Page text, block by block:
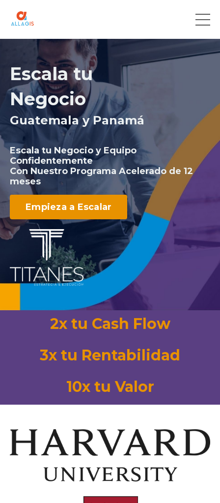
Escala tu
Negocio
Guatemala y Panamá
Escala tu Negocio y Equipo
Confidentemente
Con Nuestro Programa Acelerado de 12
meses
Empieza a Escalar
2x tu Cash Flow
3x tu Rentabilidad
10x tu Valor